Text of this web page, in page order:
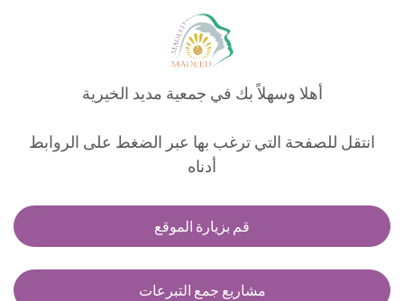
أهلا وسهلاً بك في جمعية مديد الخيرية
انتقل للصفحة التي ترغب بها عبر الضغط على الروابط
أدناه
قم بزيارة الموقع
مشاريع جمع التبرعات